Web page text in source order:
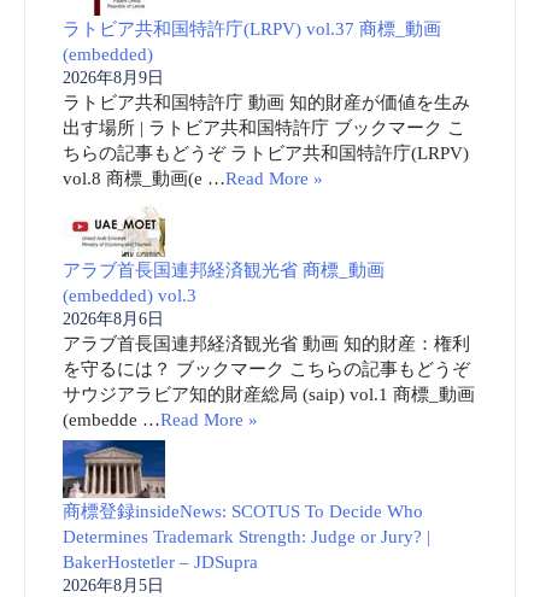
ラトビア共和国特許庁(LRPV) vol.37 商標_動画
(embedded)
2026年8月9日
ラトビア共和国特許庁 動画 知的財産が価値を生み
出す場所 | ラトビア共和国特許庁 ブックマーク こ
ちらの記事もどうぞ ラトビア共和国特許庁(LRPV)
vol.8 商標_動画(e …Read More »
アラブ首長国連邦経済観光省 商標_動画
(embedded) vol.3
2026年8月6日
アラブ首長国連邦経済観光省 動画 知的財産：権利
を守るには？ ブックマーク こちらの記事もどうぞ
サウジアラビア知的財産総局 (saip) vol.1 商標_動画
(embedde …Read More »
商標登録insideNews: SCOTUS To Decide Who
Determines Trademark Strength: Judge or Jury? |
BakerHostetler – JDSupra
2026年8月5日